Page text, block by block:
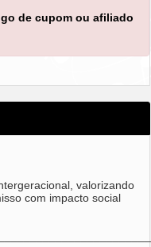
de cupom ou afiliado
valorizando
com impacto social